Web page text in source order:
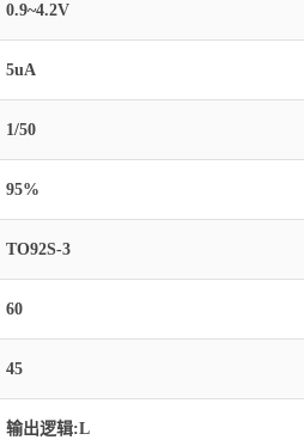
0.9~4.2V
5uA
1/50
95%
TO92S-3
60
45
输出逻辑:L